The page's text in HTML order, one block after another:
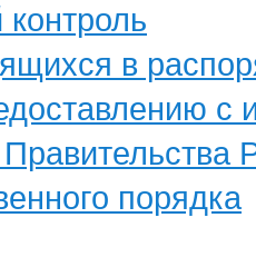
в
с
порядка